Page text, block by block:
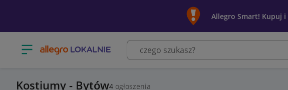
Allegro Smart! Kupuj i
Otwórz menu z kategoriami
Kostiumy - Bytów4 ogłoszenia